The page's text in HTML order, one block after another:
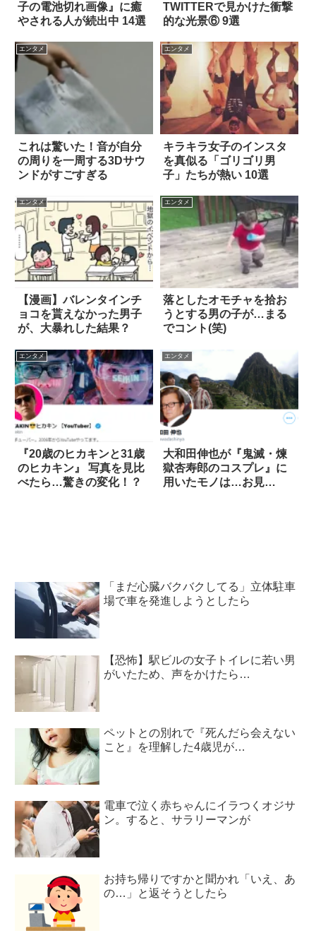
子の電池切れ画像』に癒
やされる人が続出中 14選
TWITTERで見かけた衝撃
的な光景⑥ 9選
エンタメ
これは驚いた！音が自分
の周りを一周する3Dサウ
ンドがすごすぎる
エンタメ
キラキラ女子のインスタ
を真似る「ゴリゴリ男
子」たちが熱い 10選
エンタメ
【漫画】バレンタインチ
ョコを貰えなかった男子
が、大暴れした結果？
エンタメ
落としたオモチャを拾お
うとする男の子が…まる
でコント(笑)
エンタメ
『20歳のヒカキンと31歳
のヒカキン』 写真を見比
べたら…驚きの変化！？
エンタメ
大和田伸也が『鬼滅・煉
獄杏寿郎のコスプレ』に
用いたモノは…お見
「まだ心臓バクバクしてる」立体駐車
場で車を発進しようとしたら
【恐怖】駅ビルの女子トイレに若い男
がいたため、声をかけたら…
ペットとの別れで『死んだら会えない
こと』を理解した4歳児が…
電車で泣く赤ちゃんにイラつくオジサ
ン。すると、サラリーマンが
お持ち帰りですかと聞かれ「いえ、あ
の…」と返そうとしたら